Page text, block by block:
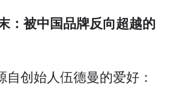
：被中国品牌反向超越的
自创始人伍德曼的爱好：